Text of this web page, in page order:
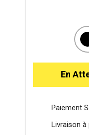
En
Paiement
Livraison à